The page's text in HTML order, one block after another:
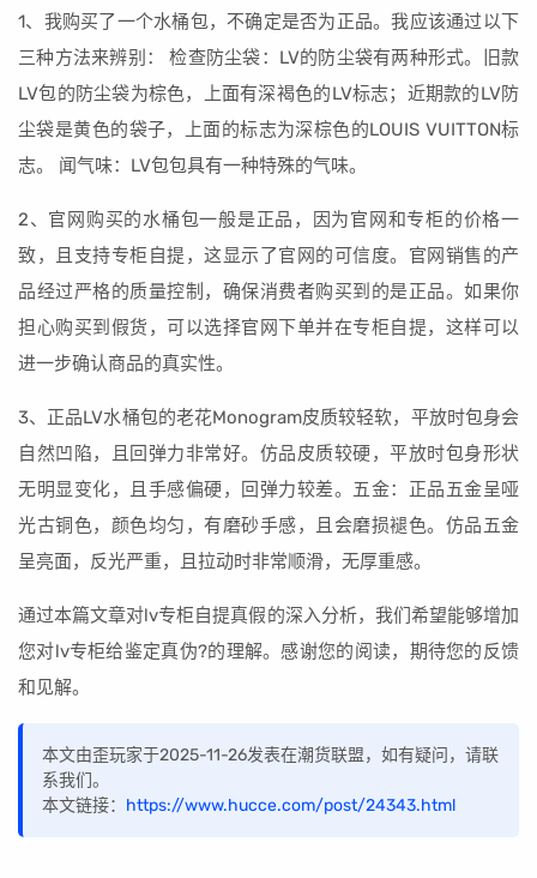
1、我购买了一个水桶包，不确定是否为正品。我应该通过以下
三种方法来辨别： 检查防尘袋：LV的防尘袋有两种形式。旧款
LV包的防尘袋为棕色，上面有深褐色的LV标志；近期款的LV防
尘袋是黄色的袋子，上面的标志为深棕色的LOUIS VUITTON标
志。 闻气味：LV包包具有一种特殊的气味。
2、官网购买的水桶包一般是正品，因为官网和专柜的价格一
致，且支持专柜自提，这显示了官网的可信度。官网销售的产
品经过严格的质量控制，确保消费者购买到的是正品。如果你
担心购买到假货，可以选择官网下单并在专柜自提，这样可以
进一步确认商品的真实性。
3、正品LV水桶包的老花Monogram皮质较轻软，平放时包身会
自然凹陷，且回弹力非常好。仿品皮质较硬，平放时包身形状
无明显变化，且手感偏硬，回弹力较差。五金：正品五金呈哑
光古铜色，颜色均匀，有磨砂手感，且会磨损褪色。仿品五金
呈亮面，反光严重，且拉动时非常顺滑，无厚重感。
通过本篇文章对lv专柜自提真假的深入分析，我们希望能够增加
您对lv专柜给鉴定真伪?的理解。感谢您的阅读，期待您的反馈
和见解。
本文由歪玩家于2025-11-26发表在潮货联盟，如有疑问，请联
系我们。
本文链接： https://www.hucce.com/post/24343.html